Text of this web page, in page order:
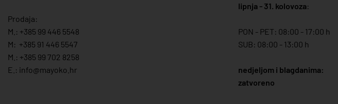
Prodaja:
M.: +385 99 446 5548
M: +385 91 446 5547
M.: +385 99 702 8258
E.: info@mayoko. hr
lipnja - 31. kolovoza:
PON - PET: 08:00 - 17:00 h
SUB: 08:00 - 13:00 h
nedjeljom i blagdanima:
zatvoreno